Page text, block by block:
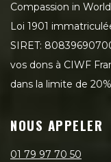
Compassion in
Loi 1901
SIRET:
vos dons à CIWF
dans la limite de
NOUS APPELER
01 79 97 70 50